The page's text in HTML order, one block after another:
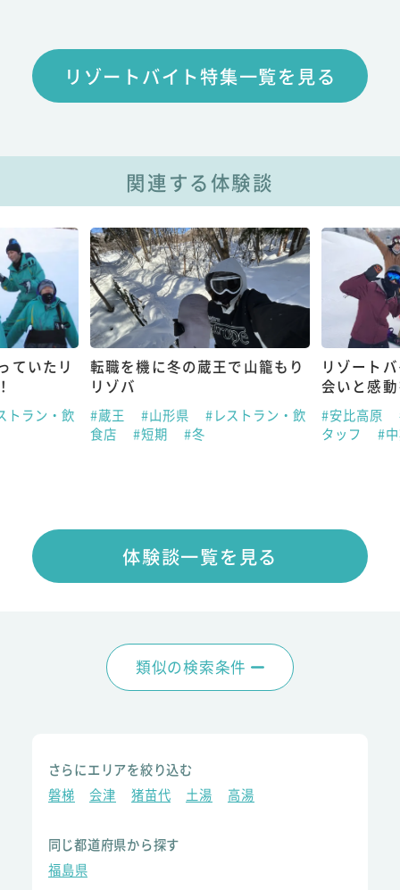
リゾートバイト特集一覧を見る
関連する体験談
ていたリ
トラン・飲
転職を機に冬の蔵王で山籠もり
リゾバ
#蔵王 #山形県
#レストラン・飲
食店
#短期 #冬
リゾート
会いと感
#安比高原
タッフ
#
体験談一覧を見る
類似の検索条件
さらにエリアを絞り込む
磐梯
会津 猪苗代 土湯 高湯
同じ都道府県から探す
福島県